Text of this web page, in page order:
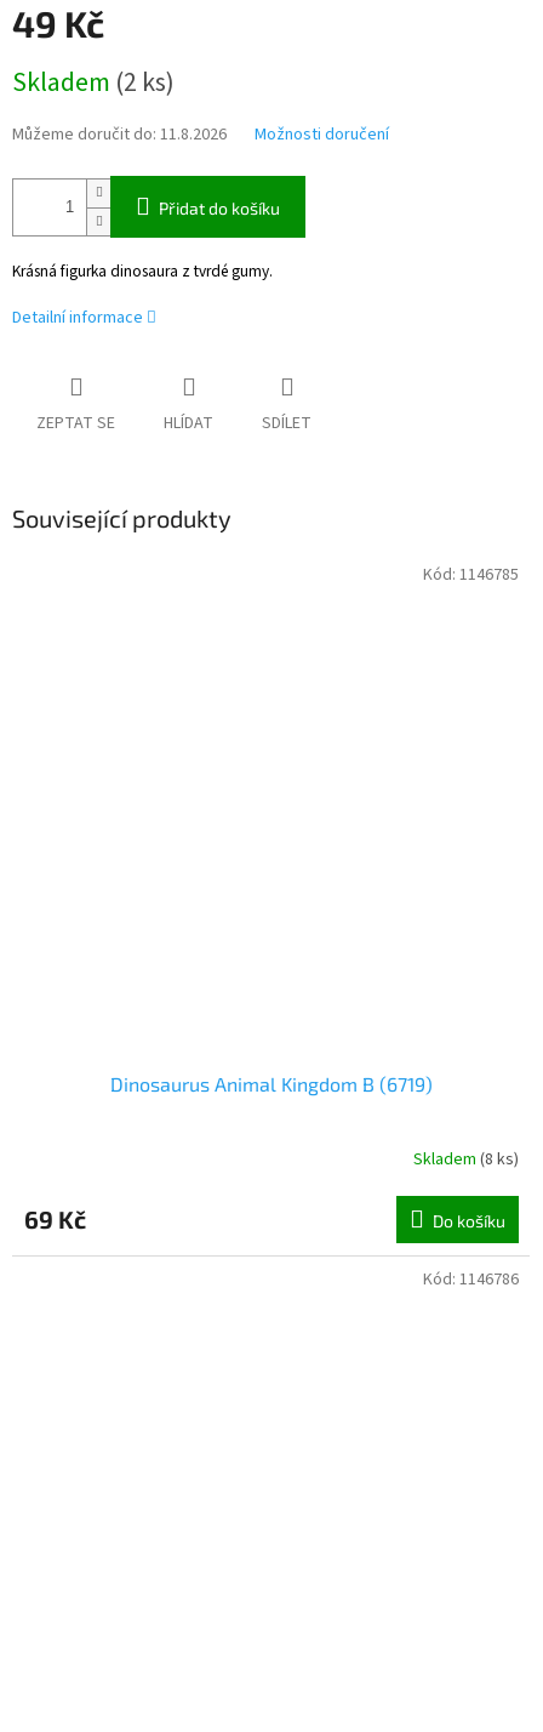
49 Kč
cena:
Skladem (2 ks)
Můžeme doručit do: 11.8.2026 Možnosti doručení
Přidat do košíku
Krásná figurka dinosaura z tvrdé gumy.
Detailní informace
ZEPTAT SE HLÍDAT SDÍLET
Související produkty
Dinosaurus Animal Kingdom B (6719)
Skladem (8 ks)
69 Kč Do košíku
Kód: 1146785
Kód: 1146786